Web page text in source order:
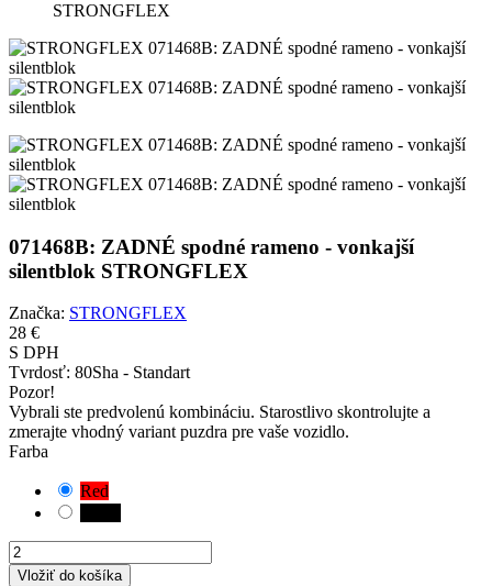
STRONGFLEX
071468B: ZADNÉ spodné rameno - vonkajší
silentblok STRONGFLEX
Značka: STRONGFLEX
28 €
S DPH
Tvrdosť: 80Sha - Standart
Pozor!
Vybrali ste predvolenú kombináciu. Starostlivo skontrolujte a
zmerajte vhodný variant puzdra pre vaše vozidlo.
Farba
Red
Vložiť do košíka